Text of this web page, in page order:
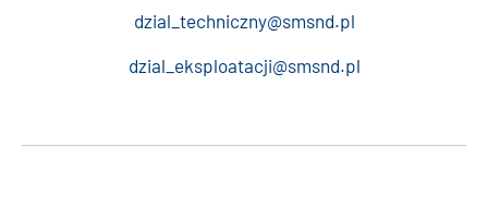
dzial_techniczny@smsnd.pl
dzial_eksploatacji@smsnd.pl